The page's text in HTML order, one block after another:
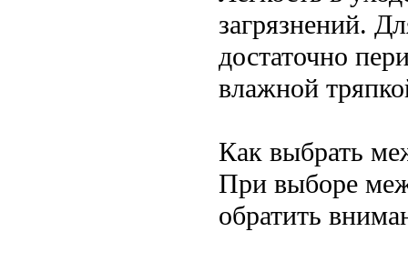
загрязнений.
достаточно
влажной
Как выбрать
При выборе
обратить